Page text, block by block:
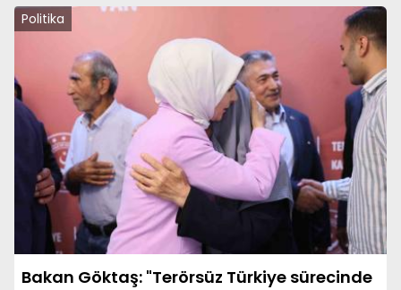
Politika
Bakan Göktaş: "Terörsüz Türkiye sürecinde